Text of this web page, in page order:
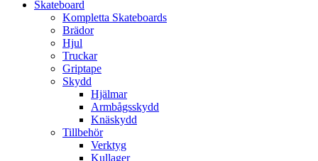
Skateboard
Kompletta Skateboards
Brädor
Hjul
Truckar
Griptape
Skydd
Hjälmar
Armbågsskydd
Knäskydd
Tillbehör
Verktyg
Kullager